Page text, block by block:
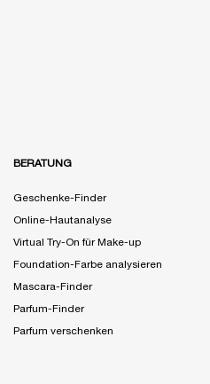
BERATUNG
Geschenke-Finder
Online-Hautanalyse
Virtual Try-On für Make-up
Foundation-Farbe analysieren
Mascara-Finder
Parfum-Finder
Parfum verschenken